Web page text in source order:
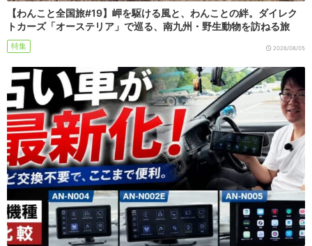
【わんこと全国旅#19】岬を駆ける風と、わんことの絆。ダイレク
トカーズ「オーステリア」で巡る、南九州・野生動物を訪ねる旅
特集 2026/08/05